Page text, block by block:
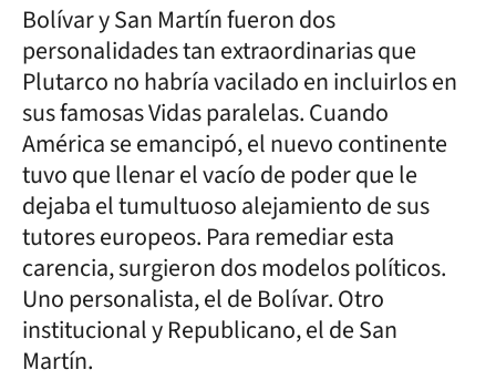
Bolívar y San Martín fueron dos
personalidades tan extraordinarias que
Plutarco no habría vacilado en incluirlos en
sus famosas Vidas paralelas. Cuando
América se emancipó, el nuevo continente
tuvo que llenar el vacío de poder que le
dejaba el tumultuoso alejamiento de sus
tutores europeos. Para remediar esta
carencia, surgieron dos modelos políticos.
Uno personalista, el de Bolívar. Otro
institucional y Republicano, el de San
Martín.